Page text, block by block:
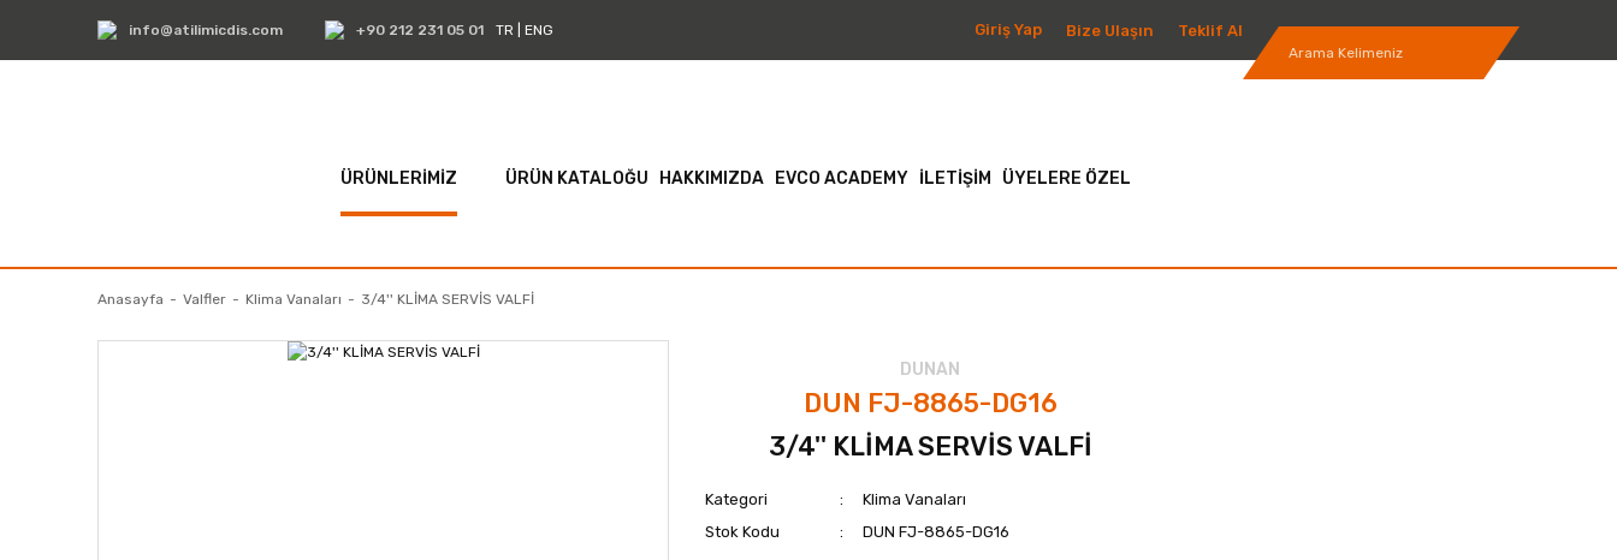
info@atilimicdis.com +90 212 231 05 01 TR ENG Giriş Yap Bize Ulaşın Teklif Al
ÜRÜNLERİMİZ ÜRÜN KATALOĞU HAKKIMIZDA EVCO ACADEMY İLETİŞİM ÜYELERE ÖZEL
Anasayfa Valfler Klima Vanaları 3/4'' KLİMA SERVİS VALFİ
DUNAN
DUN FJ-8865-DG16
3/4'' KLİMA SERVİS VALFİ
Kategori
Klima Vanaları
Stok Kodu
DUN FJ-8865-DG16